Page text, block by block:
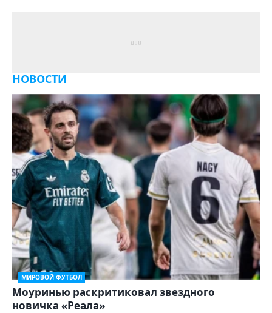
НОВОСТИ
МИРОВОЙ ФУТБОЛ
Моуринью раскритиковал звездного
новичка «Реала»